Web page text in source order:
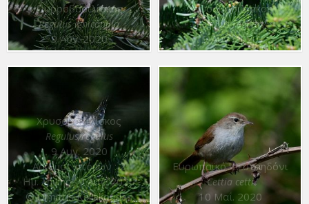
Πυρροβασιλίσκος
Regulus ignicapilla
9 Αυγ. 2020
Χρυσοβασιλίσκος
Regulus regulus
9 Αυγ. 2020
Χρυσοβασιλίσκος
Regulus regulus
9 Αυγ. 2020
Αριθμός ατόμων : 2
Ημ. λήψης : 9 Αυγ. 2020
© Dimitris Kaliakoudas
Ευρωπαϊκό Ψευταηδόνι
Cettia cetti
10 Μαΐ. 2020